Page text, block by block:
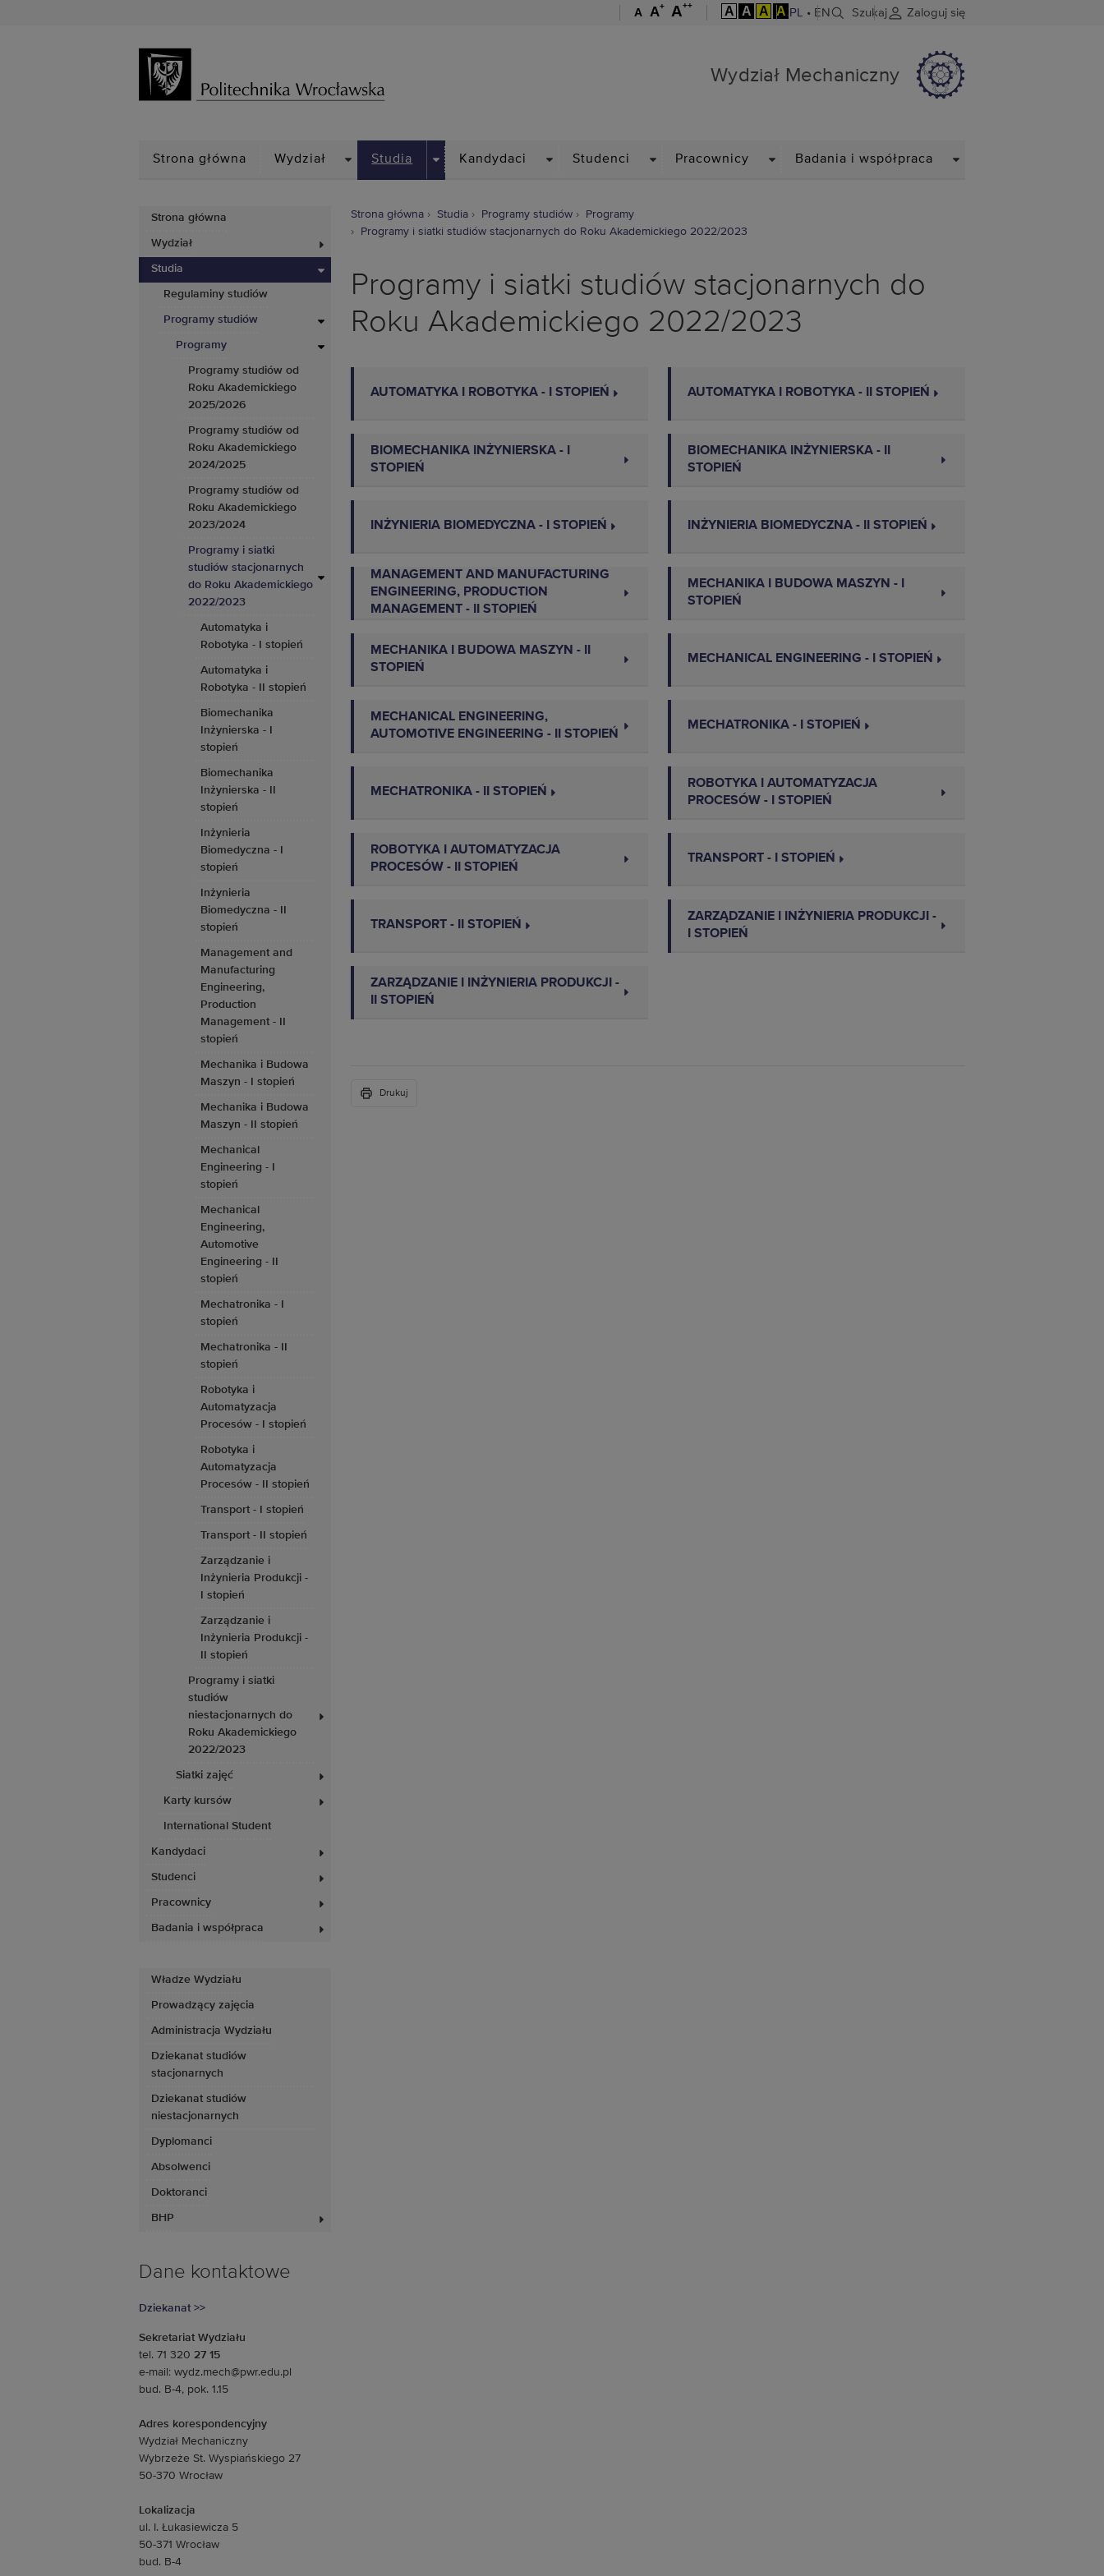
A A+ A++ A A A A PL • EN Szukaj Zaloguj się
Wydział Mechaniczny
Strona główna Wydział Studia
DROPDOWN
Kandydaci Studenci Pracownicy Badania i współpraca
Strona główna
Wydział
Studia
Regulaminy studiów
Programy studiów
Programy
Programy studiów od
Roku Akademickiego
2025/2026
Programy studiów od
Roku Akademickiego
2024/2025
Programy studiów od
Roku Akademickiego
2023/2024
Programy i siatki
studiów stacjonarnych
do Roku Akademickiego
2022/2023
Automatyka i
Robotyka - I stopień
Automatyka i
Robotyka - II stopień
Biomechanika
Inżynierska - I
stopień
Biomechanika
Inżynierska - II
stopień
Inżynieria
Biomedyczna - I
stopień
Inżynieria
Biomedyczna - II
stopień
Management and
Manufacturing
Engineering,
Production
Management - II
stopień
Mechanika i Budowa
Maszyn - I stopień
Mechanika i Budowa
Maszyn - II stopień
Mechanical
Engineering - I
stopień
Mechanical
Engineering,
Automotive
Engineering - II
stopień
Mechatronika - I
stopień
Mechatronika - II
stopień
Robotyka i
Automatyzacja
Procesów - I stopień
Robotyka i
Automatyzacja
Procesów - II stopień
Transport - I stopień
Transport - II stopień
Zarządzanie i
Inżynieria Produkcji -
I stopień
Zarządzanie i
Inżynieria Produkcji -
II stopień
Programy i siatki
studiów
niestacjonarnych do
Roku Akademickiego
2022/2023
Siatki zajęć
Karty kursów
International Student
Kandydaci
Studenci
Pracownicy
Badania i współpraca
Władze Wydziału
Prowadzący zajęcia
Administracja Wydziału
Dziekanat studiów
stacjonarnych
Dziekanat studiów
niestacjonarnych
Dyplomanci
Absolwenci
Doktoranci
BHP
Dane kontaktowe
Dziekanat >>
Sekretariat Wydziału
tel. 71 320 27 15
e-mail: wydz.mech@pwr.edu.pl
bud. B-4, pok. 1.15
Adres korespondencyjny
Wydział Mechaniczny
Wybrzeże St. Wyspiańskiego 27
50-370 Wrocław
Lokalizacja
ul. I. Łukasiewicza 5
50-371 Wrocław
bud. B-4
Strona główna Studia Programy studiów
Programy
Programy i siatki studiów stacjonarnych do Roku Akademickiego 2022/2023
Programy i siatki studiów stacjonarnych do
Roku Akademickiego 2022/2023
AUTOMATYKA I ROBOTYKA - I STOPIEŃ AUTOMATYKA I ROBOTYKA - II STOPIEŃ
BIOMECHANIKA INŻYNIERSKA - I
STOPIEŃ
BIOMECHANIKA INŻYNIERSKA - II
STOPIEŃ
INŻYNIERIA BIOMEDYCZNA - I STOPIEŃ INŻYNIERIA BIOMEDYCZNA - II STOPIEŃ
MANAGEMENT AND MANUFACTURING
ENGINEERING, PRODUCTION
MANAGEMENT - II STOPIEŃ
MECHANIKA I BUDOWA MASZYN - I
STOPIEŃ
MECHANIKA I BUDOWA MASZYN - II
STOPIEŃ
MECHANICAL ENGINEERING - I STOPIEŃ
MECHANICAL ENGINEERING,
AUTOMOTIVE ENGINEERING - II STOPIEŃ
MECHATRONIKA - I STOPIEŃ
MECHATRONIKA - II STOPIEŃ
ROBOTYKA I AUTOMATYZACJA
PROCESÓW - I STOPIEŃ
ROBOTYKA I AUTOMATYZACJA
PROCESÓW - II STOPIEŃ
TRANSPORT - I STOPIEŃ
TRANSPORT - II STOPIEŃ
ZARZĄDZANIE I INŻYNIERIA PRODUKCJI -
I STOPIEŃ
ZARZĄDZANIE I INŻYNIERIA PRODUKCJI -
II STOPIEŃ
Drukuj